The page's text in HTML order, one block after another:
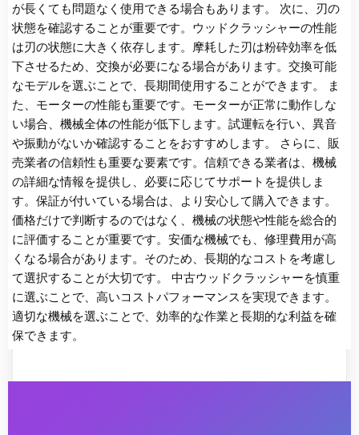
が長くても問題なく使用できる場合もあります。 次に、刃の
状態を確認することが重要です。ウッドクラッシャーの性能
は刃の状態に大きく依存します。摩耗した刃は粉砕効率を低
下させるため、交換が必要になる場合があります。交換可能
なモデルを選ぶことで、長期間使用することができます。 ま
た、モーターの性能も重要です。モーターが正常に動作しな
い場合、機械全体の性能が低下します。試運転を行い、異音
や振動がないか確認することをおすすめします。 さらに、販
売業者の信頼性も重要な要素です。信頼できる業者は、機械
の詳細な情報を提供し、必要に応じてサポートを提供しま
す。保証が付いている場合は、より安心して購入できます。
価格だけで判断するのではなく、機械の状態や性能を総合的
に評価することが重要です。安価な機械でも、修理費用が高
くなる場合があります。そのため、長期的なコストを考慮し
て選択することが大切です。 中古ウッドクラッシャーを慎重
に選ぶことで、高いコストパフォーマンスを実現できます。
適切な機械を選ぶことで、効率的な作業と長期的な利益を確
保できます。